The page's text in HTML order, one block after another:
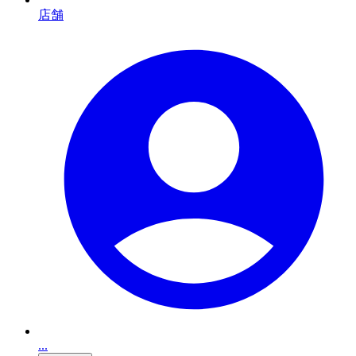
店舗
...